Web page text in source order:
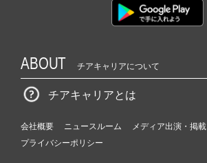
ABOUT チアキャリアについて
チアキャリアとは
会社概要 ニュースルーム
メディア出演・掲載
プライバシーポリシー